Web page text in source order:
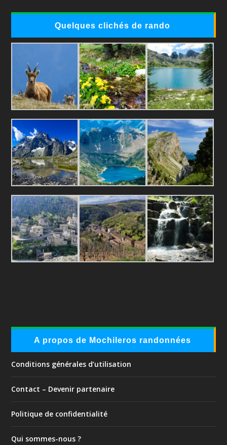
Quelques clichés de rando
A propos de Mochileros randonnées
Conditions générales d’utilisation
Contact – Devenir partenaire
Politique de confidentialité
Qui sommes-nous ?